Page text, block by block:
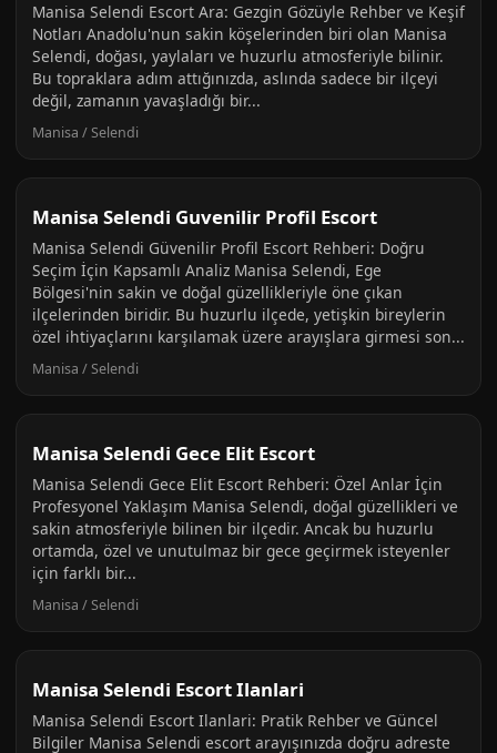
Manisa Selendi Escort Ara: Gezgin Gözüyle Rehber ve Keşif
Notları Anadolu'nun sakin köşelerinden biri olan Manisa
Selendi, doğası, yaylaları ve huzurlu atmosferiyle bilinir.
Bu topraklara adım attığınızda, aslında sadece bir ilçeyi
değil, zamanın yavaşladığı bir...
Manisa / Selendi
Manisa Selendi Guvenilir Profil Escort
Manisa Selendi Güvenilir Profil Escort Rehberi: Doğru
Seçim İçin Kapsamlı Analiz Manisa Selendi, Ege
Bölgesi'nin sakin ve doğal güzellikleriyle öne çıkan
ilçelerinden biridir. Bu huzurlu ilçede, yetişkin bireylerin
özel ihtiyaçlarını karşılamak üzere arayışlara girmesi son...
Manisa / Selendi
Manisa Selendi Gece Elit Escort
Manisa Selendi Gece Elit Escort Rehberi: Özel Anlar İçin
Profesyonel Yaklaşım Manisa Selendi, doğal güzellikleri ve
sakin atmosferiyle bilinen bir ilçedir. Ancak bu huzurlu
ortamda, özel ve unutulmaz bir gece geçirmek isteyenler
için farklı bir...
Manisa / Selendi
Manisa Selendi Escort Ilanlari
Manisa Selendi Escort Ilanlari: Pratik Rehber ve Güncel
Bilgiler Manisa Selendi escort arayışınızda doğru adreste